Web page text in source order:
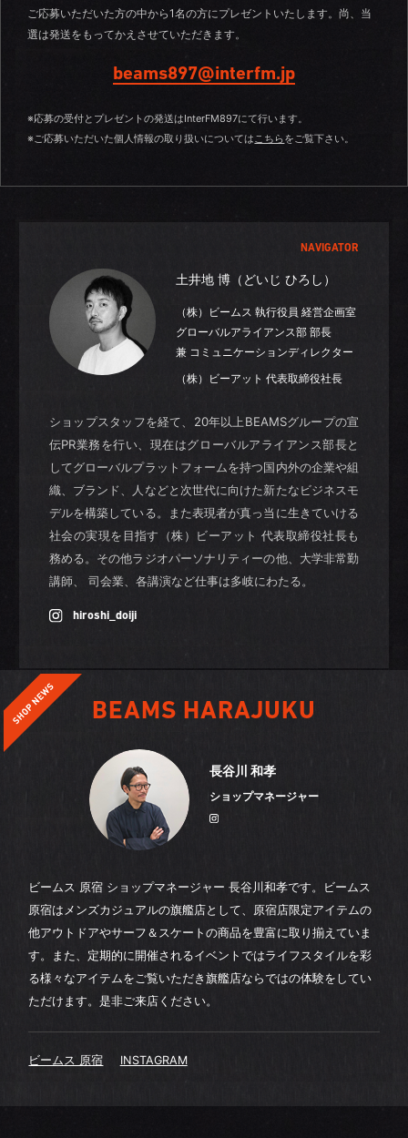
ご応募いただいた方の中から1名の方にプレゼントいたします。尚、当
選は発送をもってかえさせていただきます。
beams897@interfm.jp
※応募の受付とプレゼントの発送はInterFM897にて行います。
※ご応募いただいた個人情報の取り扱いについてはこちらをご覧下さい。
NAVIGATOR
土井地 博（どいじ ひろし）
（株）ビームス 執行役員 経営企画室
グローバルアライアンス部 部長
兼 コミュニケーションディレクター
（株）ビーアット 代表取締役社長
ショップスタッフを経て、20年以上BEAMSグループの宣
伝PR業務を行い、現在はグローバルアライアンス部長と
してグローバルプラットフォームを持つ国内外の企業や組
織、ブランド、人などと次世代に向けた新たなビジネスモ
デルを構築している。また表現者が真っ当に生きていける
社会の実現を目指す（株）ビーアット 代表取締役社長も
務める。その他ラジオパーソナリティーの他、大学非常勤
講師、 司会業、各講演など仕事は多岐にわたる。
hiroshi_doiji
BEAMS HARAJUKU
長谷川 和孝
ショップマネージャー
ビームス 原宿 ショップマネージャー 長谷川和孝です。ビームス
原宿はメンズカジュアルの旗艦店として、原宿店限定アイテムの
他アウトドアやサーフ＆スケートの商品を豊富に取り揃えていま
す。また、定期的に開催されるイベントではライフスタイルを彩
る様々なアイテムをご覧いただき旗艦店ならではの体験をしてい
ただけます。是非ご来店ください。
ビームス 原宿 INSTAGRAM